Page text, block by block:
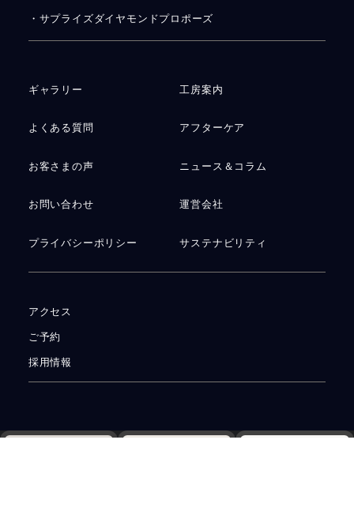
・サプライズダイヤモンドプロポーズ
ギャラリー 工房案内
よくある質問 アフターケア
お客さまの声 ニュース＆コラム
お問い合わせ 運営会社
プライバシーポリシー サステナビリティ
アクセス
ご予約
採用情報